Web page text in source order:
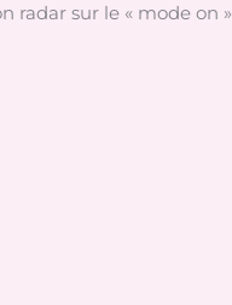
radar sur le « mode on »